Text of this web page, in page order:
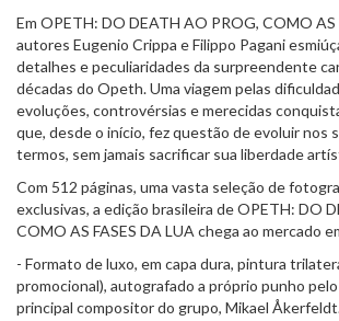
Em OPETH: DO DEATH AO PROG, COMO AS
autores Eugenio Crippa e Filippo Pagani
detalhes e peculiaridades da surpreendente
décadas do Opeth. Uma viagem pelas
evoluções, controvérsias e merecidas
que, desde o início, fez questão de evoluir nos
termos, sem jamais sacrificar sua liberdade
Com 512 páginas, uma vasta seleção de
exclusivas, a edição brasileira de OPETH: DO
COMO AS FASES DA LUA chega ao mercado
- Formato de luxo, em capa dura, pintura
promocional), autografado a próprio punho
principal compositor do grupo, Mikael